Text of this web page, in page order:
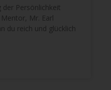
der Persönlichkeit
Mr. Earl
du reich und glücklich